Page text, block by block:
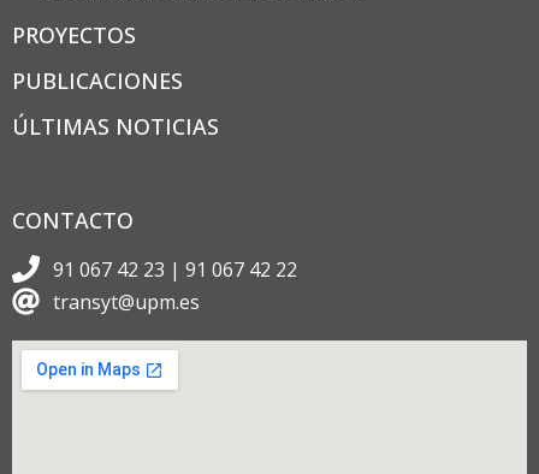
PROYECTOS
PUBLICACIONES
ÚLTIMAS NOTICIAS
CONTACTO
91 067 42 23 | 91 067 42 22
transyt@upm.es